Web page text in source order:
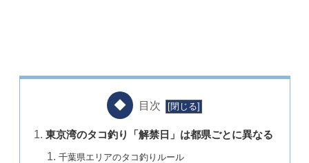
目次
東京湾のタコ釣り「解禁日」は都県ごとに異なる
千葉県エリアのタコ釣りルール